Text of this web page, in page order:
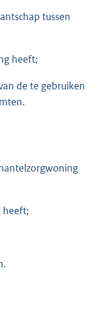
tussen
heeft;
de te gebruiken
heeft;